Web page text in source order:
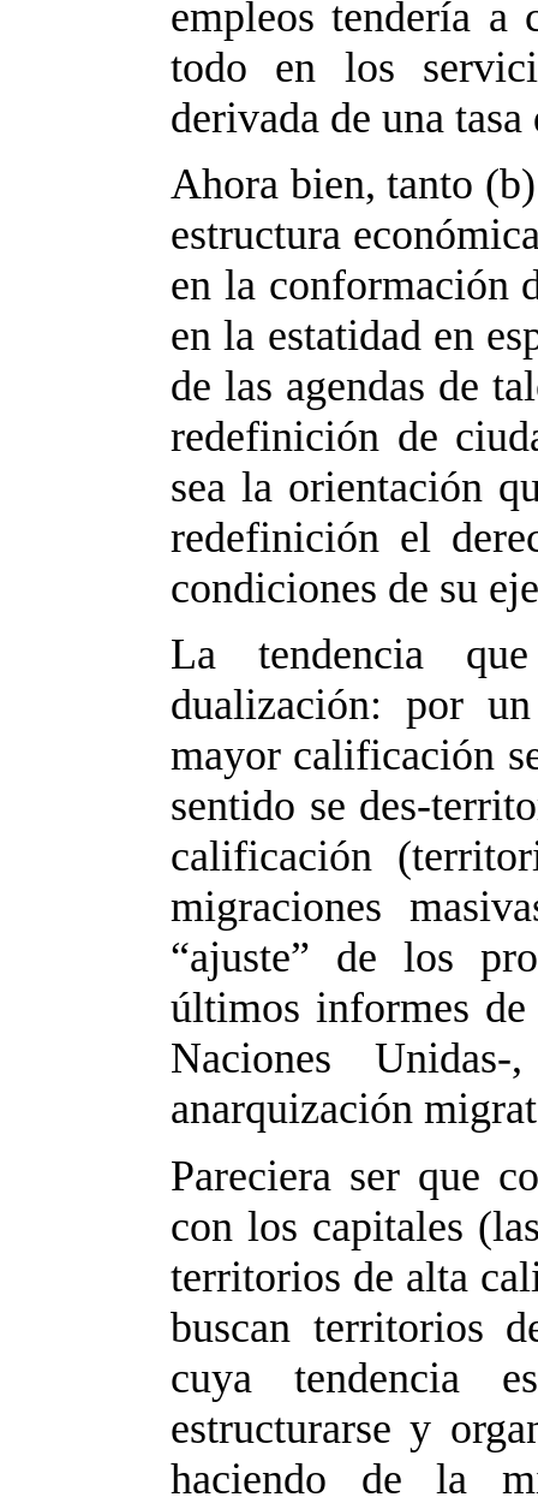
empleos tendería a
todo en los
derivada de una
Ahora bien, tanto
estructura
en la conformación
en la estatidad en
de las agendas de
redefinición de
sea la orientación
redefinición el
condiciones de su
La tendencia
dualización: por
mayor calificación
sentido se des-
calificación
migraciones
“ajuste” de los
últimos informes
Naciones
anarquización
Pareciera ser que
con los capitales
territorios de alta
buscan territorios
cuya tendencia
estructurarse y
haciendo de la